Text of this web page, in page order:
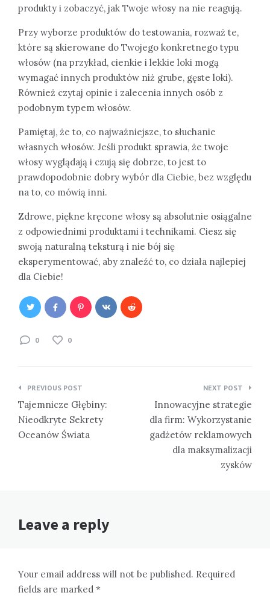
produkty i zobaczyć, jak Twoje włosy na nie reagują.
Przy wyborze produktów do testowania, rozważ te,
które są skierowane do Twojego konkretnego typu
włosów (na przykład, cienkie i lekkie loki mogą
wymagać innych produktów niż grube, gęste loki).
Również czytaj opinie i zalecenia innych osób z
podobnym typem włosów.
Pamiętaj, że to, co najważniejsze, to słuchanie
własnych włosów. Jeśli produkt sprawia, że twoje
włosy wyglądają i czują się dobrze, to jest to
prawdopodobnie dobry wybór dla Ciebie, bez względu
na to, co mówią inni.
Zdrowe, piękne kręcone włosy są absolutnie osiągalne
z odpowiednimi produktami i technikami. Ciesz się
swoją naturalną teksturą i nie bój się
eksperymentować, aby znaleźć to, co działa najlepiej
dla Ciebie!
0 0
Nawigacja
wpisu
PREVIOUS POST
Tajemnicze Głębiny:
Nieodkryte Sekrety
Oceanów Świata
NEXT POST
Innowacyjne strategie
dla firm: Wykorzystanie
gadżetów reklamowych
dla maksymalizacji
zysków
Leave a reply
Your email address will not be published. Required
fields are marked *